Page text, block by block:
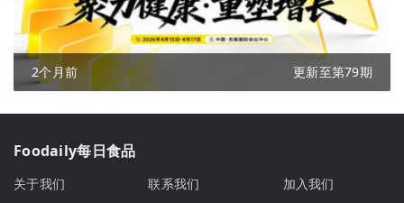
2个月前 更新至第79期
Foodaily每日食品
关于我们 联系我们
加入我们